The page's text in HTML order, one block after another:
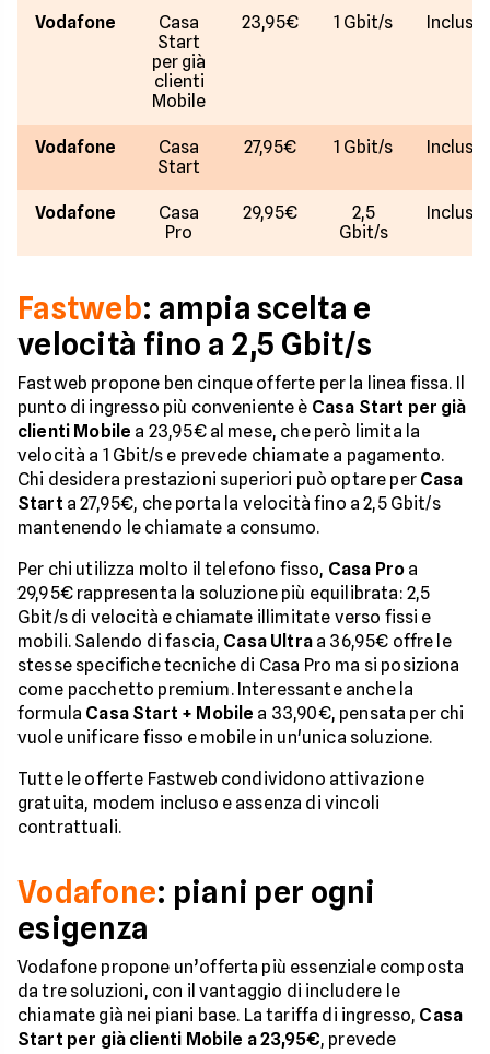
Vodafone
Casa
Start
per già
clienti
Mobile
23,95€ 1 Gbit/s Incluso
Vodafone
Casa
Start
27,95€ 1 Gbit/s Incluso
Vodafone
Casa
Pro
29,95€
2,5
Gbit/s
Incluso
Fastweb: ampia scelta e
velocità fino a 2,5 Gbit/s
Fastweb propone ben cinque offerte per la linea fissa. Il
punto di ingresso più conveniente è Casa Start per già
clienti Mobile a 23,95€ al mese, che però limita la
velocità a 1 Gbit/s e prevede chiamate a pagamento.
Chi desidera prestazioni superiori può optare per Casa
Start a 27,95€, che porta la velocità fino a 2,5 Gbit/s
mantenendo le chiamate a consumo.
Per chi utilizza molto il telefono fisso, Casa Pro a
29,95€ rappresenta la soluzione più equilibrata: 2,5
Gbit/s di velocità e chiamate illimitate verso fissi e
mobili. Salendo di fascia, Casa Ultraa 36,95€ offre le
stesse specifiche tecniche di Casa Pro ma si posiziona
come pacchetto premium. Interessante anche la
formula Casa Start + Mobile a 33,90€, pensata per chi
vuole unificare fisso e mobile in un'unica soluzione.
Tutte le offerte Fastweb condividono attivazione
gratuita, modem incluso e assenza di vincoli
contrattuali.
Vodafone: piani per ogni
esigenza
Vodafone propone un’offerta più essenziale composta
da tre soluzioni, con il vantaggio di includere le
chiamate già nei piani base. La tariffa di ingresso, Casa
Start per già clienti Mobile a 23,95€, prevede